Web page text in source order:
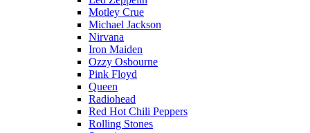
Motley Crue
Michael Jackson
Nirvana
Iron Maiden
Ozzy Osbourne
Pink Floyd
Queen
Radiohead
Red Hot Chili Peppers
Rolling Stones